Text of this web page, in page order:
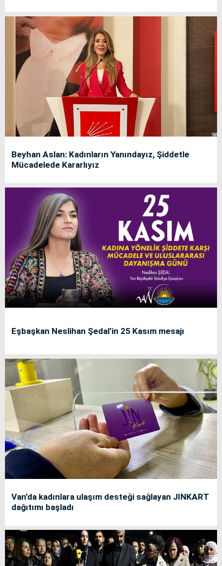
Beyhan Aslan: Kadınların Yanındayız, Şiddetle
Mücadelede Kararlıyız
Eşbaşkan Neslihan Şedal’in 25 Kasım mesajı
Van’da kadınlara ulaşım desteği sağlayan JINKART
dağıtımı başladı